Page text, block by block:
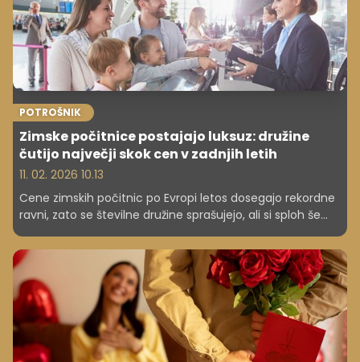
POTROŠNIK
Zimske počitnice postajajo luksuz: družine
čutijo največji skok cen v zadnjih letih
11. 02. 2026 10.13
Cene zimskih počitnic po Evropi letos dosegajo rekordne
ravni, zato se številne družine sprašujejo, ali si sploh še
tako zrasli in katere rešitve izbirajo gospodinjstva. Kako je
pri nas v Sloveniji?